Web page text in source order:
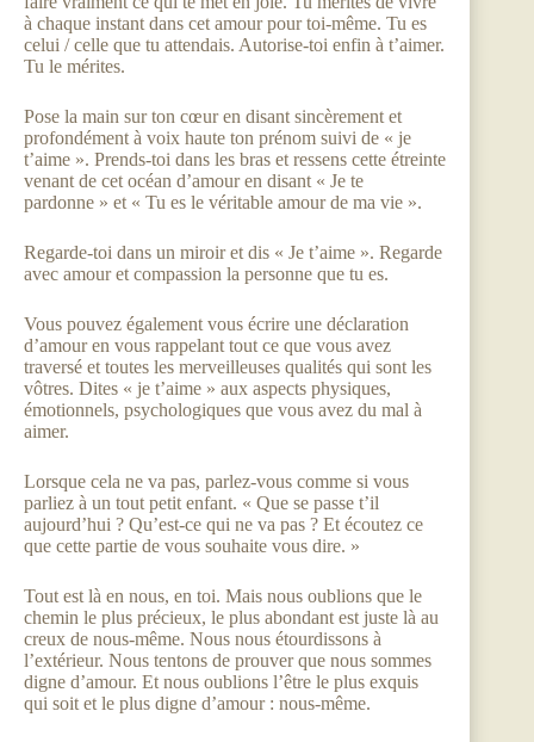
à chaque instant dans cet amour pour toi-même. Tu es
celui / celle que tu attendais. Autorise-toi enfin à t’aimer.
Tu le mérites.
Pose la main sur ton cœur en disant sincèrement et
profondément à voix haute ton prénom suivi de « je
t’aime ». Prends-toi dans les bras et ressens cette étreinte
venant de cet océan d’amour en disant « Je te
pardonne » et « Tu es le véritable amour de ma vie ».
Regarde-toi dans un miroir et dis « Je t’aime ». Regarde
avec amour et compassion la personne que tu es.
Vous pouvez également vous écrire une déclaration
d’amour en vous rappelant tout ce que vous avez
traversé et toutes les merveilleuses qualités qui sont les
vôtres. Dites « je t’aime » aux aspects physiques,
émotionnels, psychologiques que vous avez du mal à
aimer.
Lorsque cela ne va pas, parlez-vous comme si vous
parliez à un tout petit enfant. « Que se passe t’il
aujourd’hui ? Qu’est-ce qui ne va pas ? Et écoutez ce
que cette partie de vous souhaite vous dire. »
Tout est là en nous, en toi. Mais nous oublions que le
chemin le plus précieux, le plus abondant est juste là au
creux de nous-même. Nous nous étourdissons à
l’extérieur. Nous tentons de prouver que nous sommes
digne d’amour. Et nous oublions l’être le plus exquis
qui soit et le plus digne d’amour : nous-même.